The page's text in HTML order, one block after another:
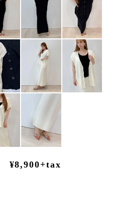
¥8,900+tax